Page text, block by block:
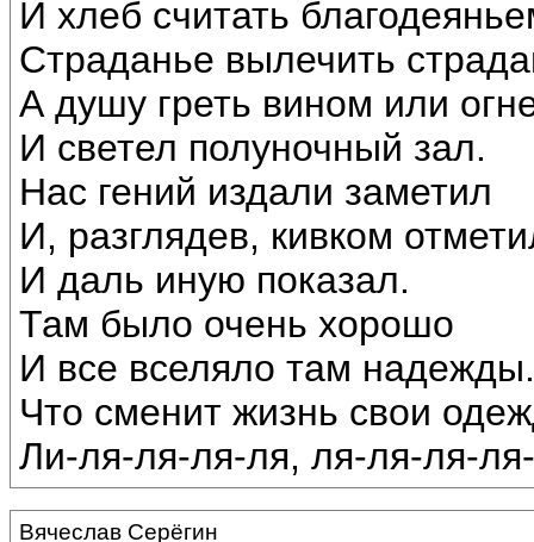
И хлеб считать
Страданье вылечить
А душу греть вином или
И светел полуночный зал.
Нас гений издали заметил
И, разглядев, кивком
И даль иную показал.
Там было очень хорошо
И все вселяло там надежды.
Что сменит жизнь свои
Ли-ля-ля-ля-ля, ля-ля-ля-
Вячеслав Серёгин